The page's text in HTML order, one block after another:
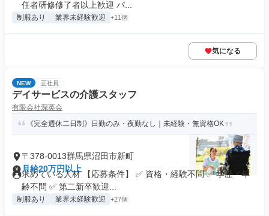
任者研修修了者以上歓迎 パ...
制服あり 業界未経験歓迎 +11個
気になる
NEW 正社員
デイサービスの介護スタッフ
有限会社深英会
《完全週休二日制》日勤のみ・夜勤なし｜未経験・無資格OK
〒378-0013群馬県沼田市新町
月給20万円以上
求めている人材 【応募条件】 ✅ 資格・経験不問 ✅ 学歴・年
齢不問 ✅ 第二新卒歓迎...
制服あり 業界未経験歓迎 +27個